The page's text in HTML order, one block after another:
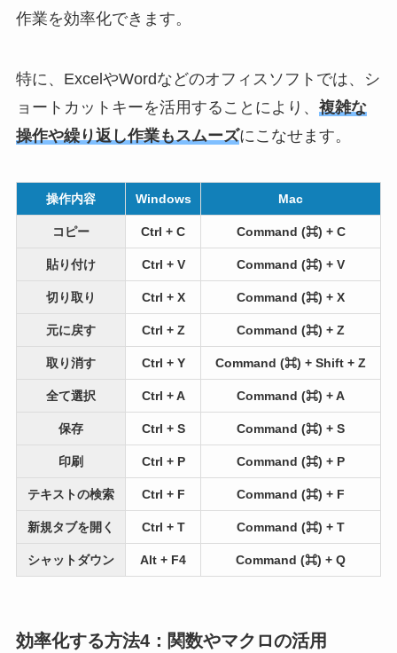
作業を効率化できます。
特に、ExcelやWordなどのオフィスソフトでは、シ
ョートカットキーを活用することにより、 複雑な
操作や繰り返し作業もスムーズにこなせます。
操作内容 Windows Mac
コピー Ctrl + C Command (⌘) + C
貼り付け Ctrl + V Command (⌘) + V
切り取り Ctrl + X Command (⌘) + X
元に戻す Ctrl + Z Command (⌘) + Z
取り消す Ctrl + Y Command (⌘) + Shift + Z
全て選択 Ctrl + A Command (⌘) + A
保存 Ctrl + S Command (⌘) + S
印刷 Ctrl + P Command (⌘) + P
テキストの検索 Ctrl + F Command (⌘) + F
新規タブを開く Ctrl + T Command (⌘) + T
シャットダウン Alt + F4 Command (⌘) + Q
効率化する方法4：関数やマクロの活用